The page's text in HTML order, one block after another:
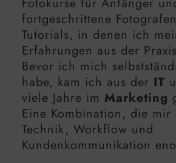
fortgeschrittene
Tutorials, in denen ich
Erfahrungen aus der
Bevor ich mich
habe, kam ich aus der IT
viele Jahre im Marketing
Eine Kombination, die mir
Technik, Workflow und
Kundenkommunikation